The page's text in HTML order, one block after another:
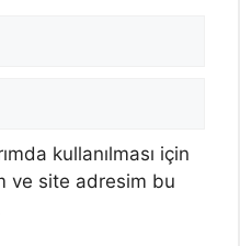
kullanılması için
ve site adresim bu